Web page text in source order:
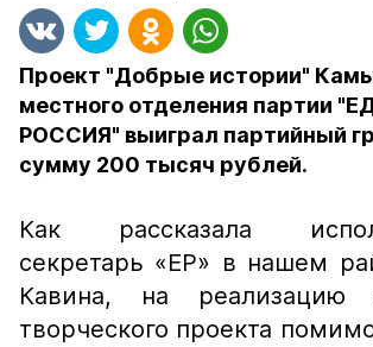
Проект "Добрые истории"
местного отделения партии
РОССИЯ" выиграл партийный
сумму 200 тысяч рублей.
Как рассказала
секретарь «ЕР» в нашем
Кавина, на реализацию
творческого проекта